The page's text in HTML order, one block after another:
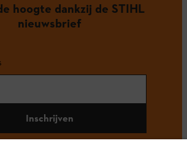
hoogte dankzij de STIHL
nieuwsbrief
Inschrijven